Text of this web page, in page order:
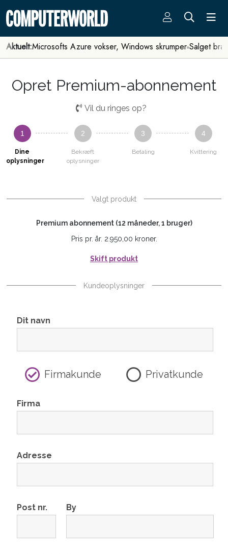
Aktuelt:Microsofts Azure vokser, Windows skrumper Salget
Opret Premium-abonnement
Vil du ringes op?
1
Dine
oplysninger
2
Bekræft
oplysninger
3
Betaling
4
Kvittering
Valgt produkt
Premium abonnement (12 måneder, 1 bruger)
Pris pr. år. 2.950,00 kroner.
Skift produkt
Kundeoplysninger
Dit navn
Firmakunde Privatkunde
Firma
Adresse
Post nr. By